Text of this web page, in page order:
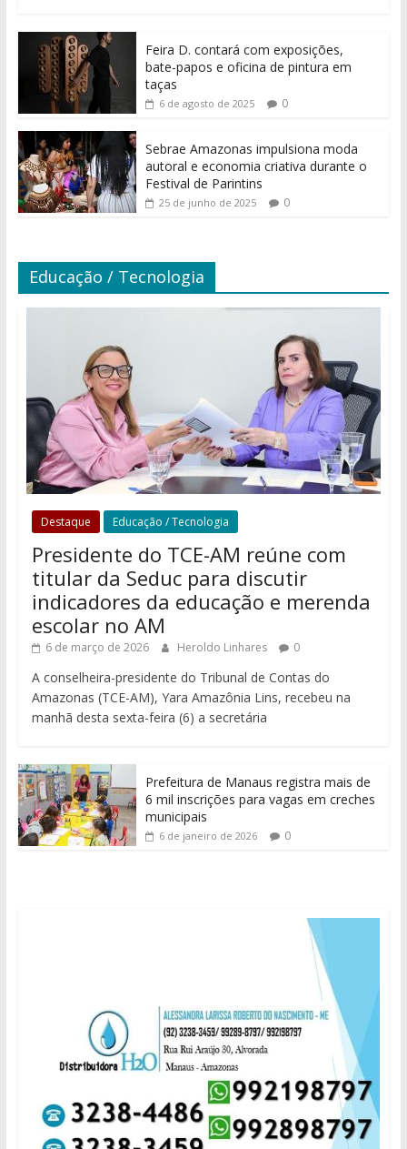
Feira D. contará com exposições,
bate-papos e oficina de pintura em
taças
6 de agosto de 2025 0
Sebrae Amazonas impulsiona moda
autoral e economia criativa durante o
Festival de Parintins
25 de junho de 2025 0
Educação / Tecnologia
Destaque Educação / Tecnologia
Presidente do TCE-AM reúne com
titular da Seduc para discutir
indicadores da educação e merenda
escolar no AM
6 de março de 2026 Heroldo Linhares 0
A conselheira-presidente do Tribunal de Contas do
Amazonas (TCE-AM), Yara Amazônia Lins, recebeu na
manhã desta sexta-feira (6) a secretária
Prefeitura de Manaus registra mais de
6 mil inscrições para vagas em creches
municipais
6 de janeiro de 2026 0